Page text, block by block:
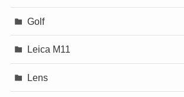
Golf
Leica M11
Lens